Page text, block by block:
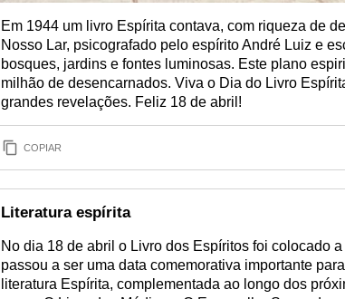
Em 1944 um livro Espírita contava, com riqueza de
Nosso Lar, psicografado pelo espírito André Luiz e
bosques, jardins e fontes luminosas. Este plano
milhão de desencarnados. Viva o Dia do Livro
grandes revelações. Feliz 18 de abril!
COPIAR
Literatura espírita
No dia 18 de abril o Livro dos Espíritos foi colocado
passou a ser uma data comemorativa importante
literatura Espírita, complementada ao longo dos